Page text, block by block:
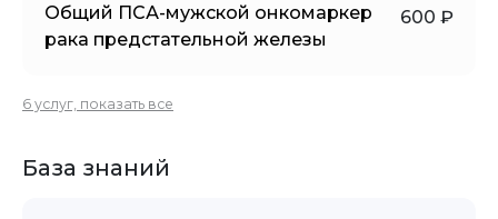
Общий ПСА-мужской онкомаркер
рака предстательной железы
600 ₽
6 услуг, показать все
База знаний